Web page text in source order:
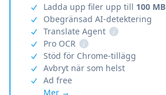
Ladda upp filer upp till 100 MB
Obegränsad AI-detektering
Translate Agent
i
Pro OCR
i
Stöd för Chrome-tillägg
Avbryt när som helst
Ad free
Mer →